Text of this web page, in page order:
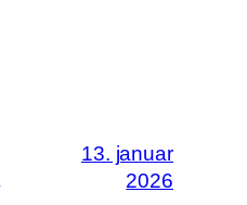
13. januar
2026